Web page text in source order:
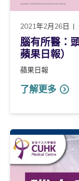
2021年2月26日
腦有所醫：
蘋果日報）
蘋果日報
了解更多